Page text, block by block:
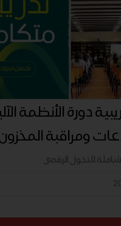
دورة الأنظمة
ومراقبة
شاملة للتحول الرقمي